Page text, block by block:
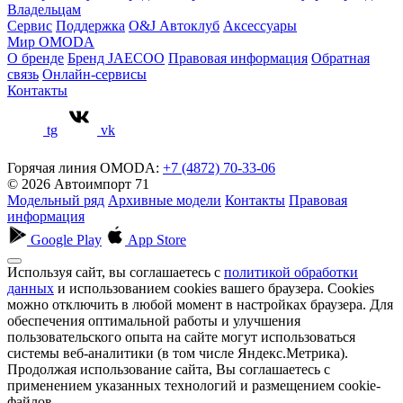
Владельцам
Сервис Поддержка O&J Автоклуб Аксессуары
Мир OMODA
О бренде Бренд JAECOO Правовая информация Обратная
связь Онлайн-сервисы
Контакты
tg vk
Горячая линия OMODA: +7 (4872) 70-33-06
© 2026 Автоимпорт 71
Модельный ряд Архивные модели Контакты Правовая
информация
Google Play
App Store
Используя сайт, вы соглашаетесь с политикой обработки
данных и использованием cookies вашего браузера. Cookies
можно отключить в любой момент в настройках браузера. Для
обеспечения оптимальной работы и улучшения
пользовательского опыта на сайте могут использоваться
системы веб-аналитики (в том числе Яндекс.Метрика).
Продолжая использование сайта, Вы соглашаетесь с
применением указанных технологий и размещением cookie-